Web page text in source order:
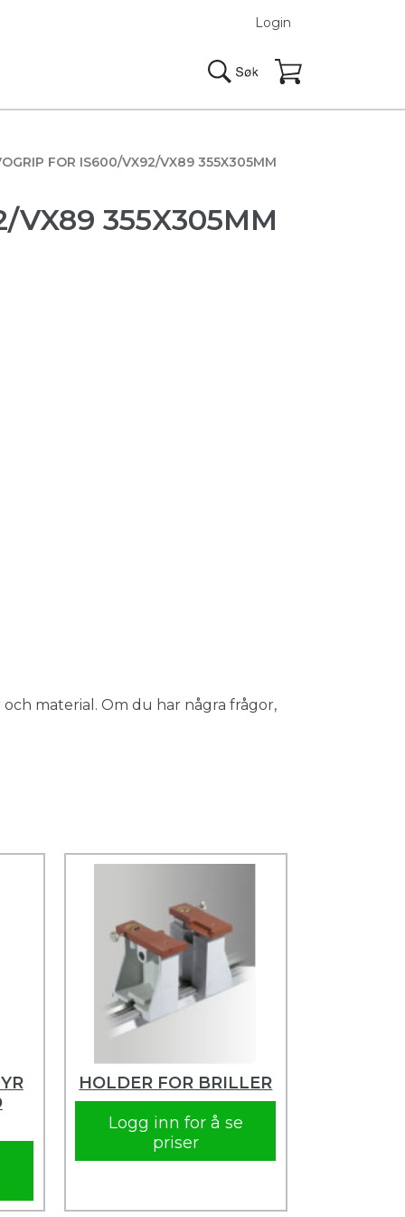
Login
FOR IS600/VX92/VX89 355X305MM
VX89 355X305MM
material. Om du har några frågor,
HOLDER FOR BRILLER
Logg inn for å se
priser